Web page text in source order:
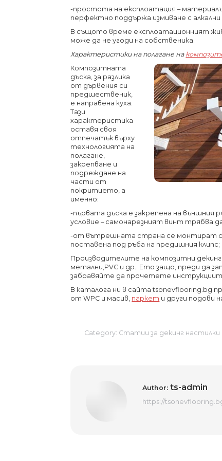
-простота на експлоатация –
перфектно поддържа измиване с
В същото време експлоатационният
може да не угоди на собственика.
Характеристики на полагане на
Композитната
дъска, за разлика
от дървения си
предшественик,
е направена куха.
Тази
характеристика
оставя своя
отпечатък върху
технологията на
полагане,
закрепване и
подреждане на
части от
покритието, а
именно:
-първата дъска е закрепена на
условие – самонарезният винт трябва
-от вътрешната страна се монтират
поставена под ръба на предишния клипс;
Производителите на композитни
метални,PVC и др.. Ето защо, преди да
забравяйте да прочетете
В каталога ни в сайта tsonevflooring.bg
от WPC и масив, паркет и други подови
Category: Статии за декинг настилки
Author: ts-admin
https://